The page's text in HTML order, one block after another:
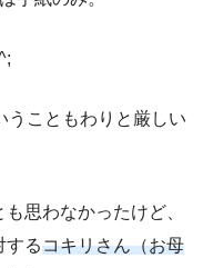
うこともわりと厳しい
思わなかったけど、
するコキリさん（お母